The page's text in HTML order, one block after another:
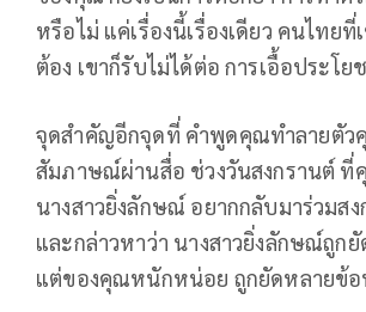
หรือไม่ แค่เรื่องนี้เรื่องเดียว คนไทยที่
ต้อง เขาก็รับไม่ได้ต่อ การเอื้อประโ
จุดสำคัญอีกจุดที่ คำพูดคุณทำลายตัว
สัมภาษณ์ผ่านสื่อ ช่วงวันสงกรานต์ ที่
นางสาวยิ่งลักษณ์ อยากกลับมาร่วมส
และกล่าวหาว่า นางสาวยิ่งลักษณ์ถูก
แต่ของคุณหนักหน่อย ถูกยัดหลายข้